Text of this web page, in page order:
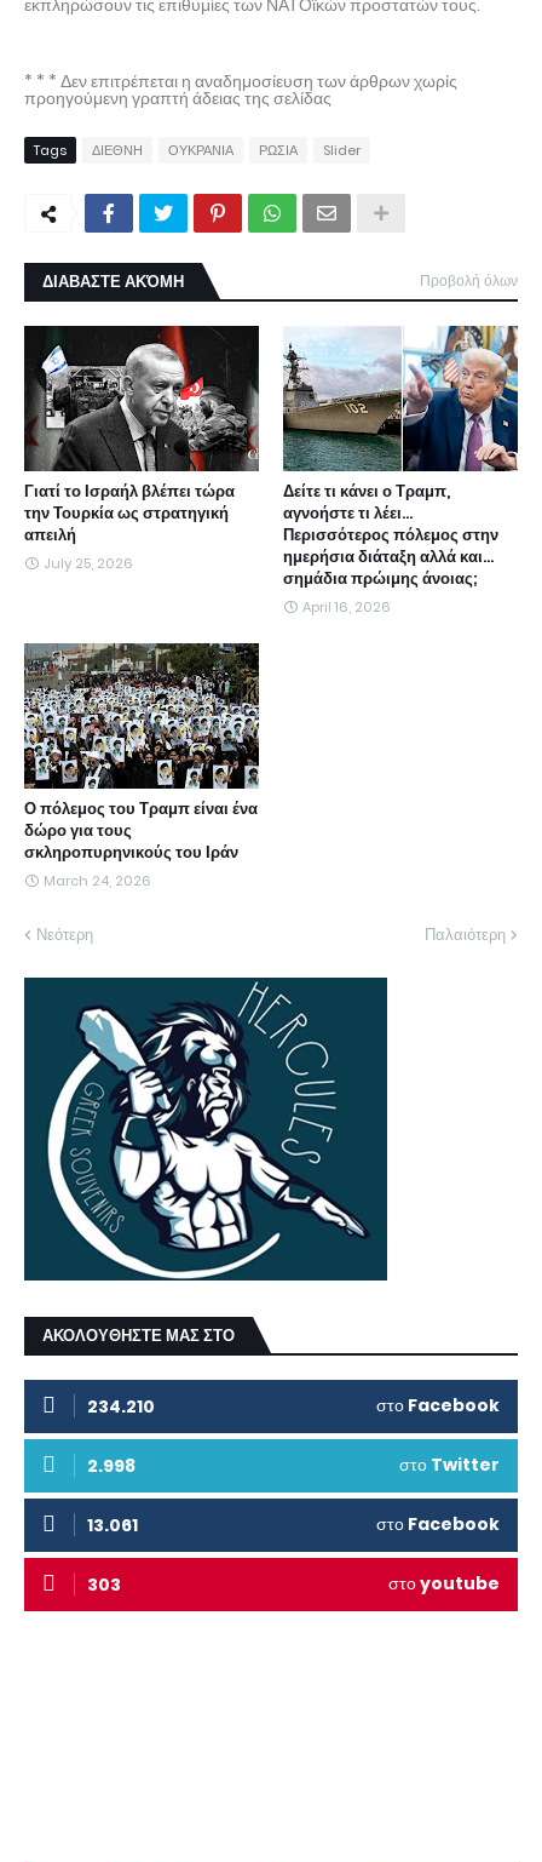
* * * Δεν επιτρέπεται η αναδημοσίευση των άρθρων χωρίς
προηγούμενη γραπτή άδειας της σελίδας
Tags ΔΙΕΘΝΗ ΟΥΚΡΑΝΙΑ ΡΩΣΙΑ Slider
ΔΙΑΒΑΣΤΕ ΑΚΌΜΗ Προβολή όλων
Γιατί το Ισραήλ βλέπει τώρα
την Τουρκία ως στρατηγική
απειλή
July 25, 2026
Δείτε τι κάνει ο Τραμπ,
αγνοήστε τι λέει...
Περισσότερος πόλεμος στην
ημερήσια διάταξη αλλά και...
σημάδια πρώιμης άνοιας;
April 16, 2026
Ο πόλεμος του Τραμπ είναι ένα
δώρο για τους
σκληροπυρηνικούς του Ιράν
March 24, 2026
Νεότερη Παλαιότερη
ΑΚΟΛΟΥΘΗΣΤΕ ΜΑΣ ΣΤΟ
234.210 στο Facebook
2.998 στο Twitter
13.061 στο Facebook
303 στοyoutube